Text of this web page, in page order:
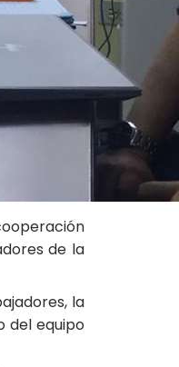
de la
la
del equipo